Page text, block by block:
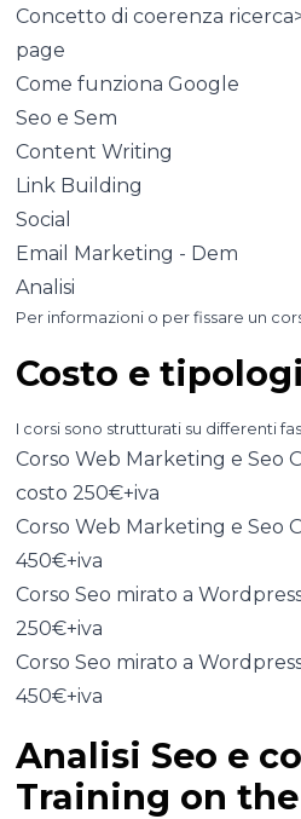
Concetto di coerenza
page
Come funziona Google
Seo e Sem
Content Writing
Link Building
Social
Email Marketing - Dem
Analisi
Per informazioni o per fissare un
Costo e
I corsi sono strutturati su differenti
Corso Web Marketing e Seo
costo 250€+iva
Corso Web Marketing e Seo
450€+iva
Corso Seo mirato a
250€+iva
Corso Seo mirato a
450€+iva
Analisi Seo e
Training on